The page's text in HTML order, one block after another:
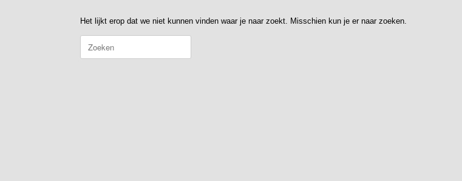
Het lijkt erop dat we niet kunnen vinden waar je naar zoekt. Misschien kun je er naar zoeken.
naar: